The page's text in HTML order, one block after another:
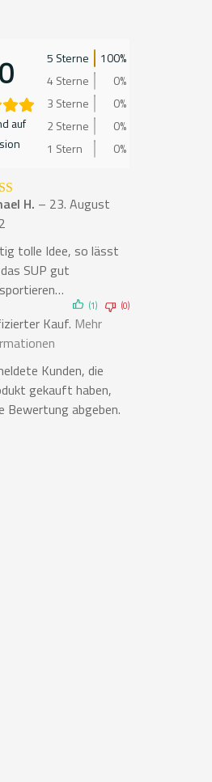
auf
5 Sterne
100%
4 Sterne
0%
3 Sterne
0%
2 Sterne
0%
1 Stern
0%
mit
5
H. – 23. August
tolle Idee, so lässt
SUP gut
(1) (0)
Kauf. Mehr
Kunden, die
gekauft haben,
Bewertung abgeben.